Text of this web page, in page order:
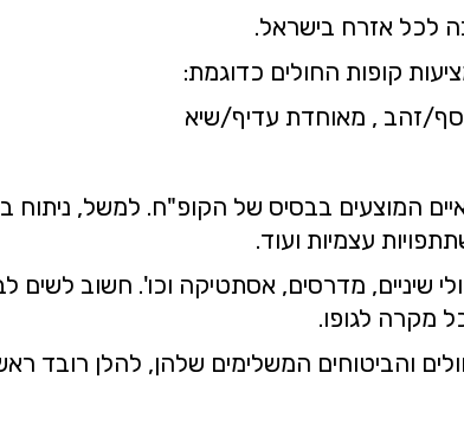
לכל אזרח בישראל.
קופות החולים כדוגמת:
זהב , מאוחדת עדיף/שיא
המוצעים בבסיס של הקופ"ח. למשל,
עצמיות ועוד.
שיניים, מדרסים, אסתטיקה וכו'. חשוב לשים
מקרה לגופו.
והביטוחים המשלימים שלהן, להלן רובד